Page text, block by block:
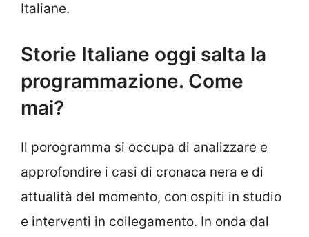
Italiane.
Storie Italiane oggi salta la
programmazione. Come
mai?
Il porogramma si occupa di analizzare e
approfondire i casi di cronaca nera e di
attualità del momento, con ospiti in studio
e interventi in collegamento. In onda dal